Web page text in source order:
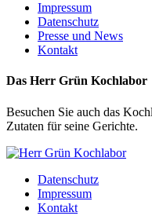
Impressum
Datenschutz
Presse und News
Kontakt
Das Herr Grün Kochlabor
Besuchen Sie auch das
Zutaten für seine Gerichte.
Datenschutz
Impressum
Kontakt